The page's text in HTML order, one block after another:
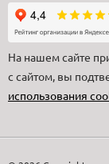
На нашем сайте
с сайтом, вы
использования